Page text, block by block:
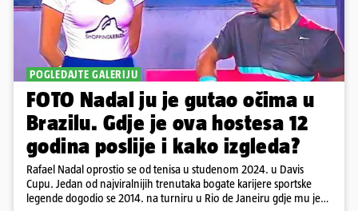
POGLEDAJTE GALERIJU
FOTO Nadal ju je gutao očima u
Brazilu. Gdje je ova hostesa 12
godina poslije i kako izgleda?
Rafael Nadal oprostio se od tenisa u studenom 2024. u Davis
Cupu. Jedan od najviralnijih trenutaka bogate karijere sportske
legende dogodio se 2014. na turniru u Rio de Janeiru gdje mu je